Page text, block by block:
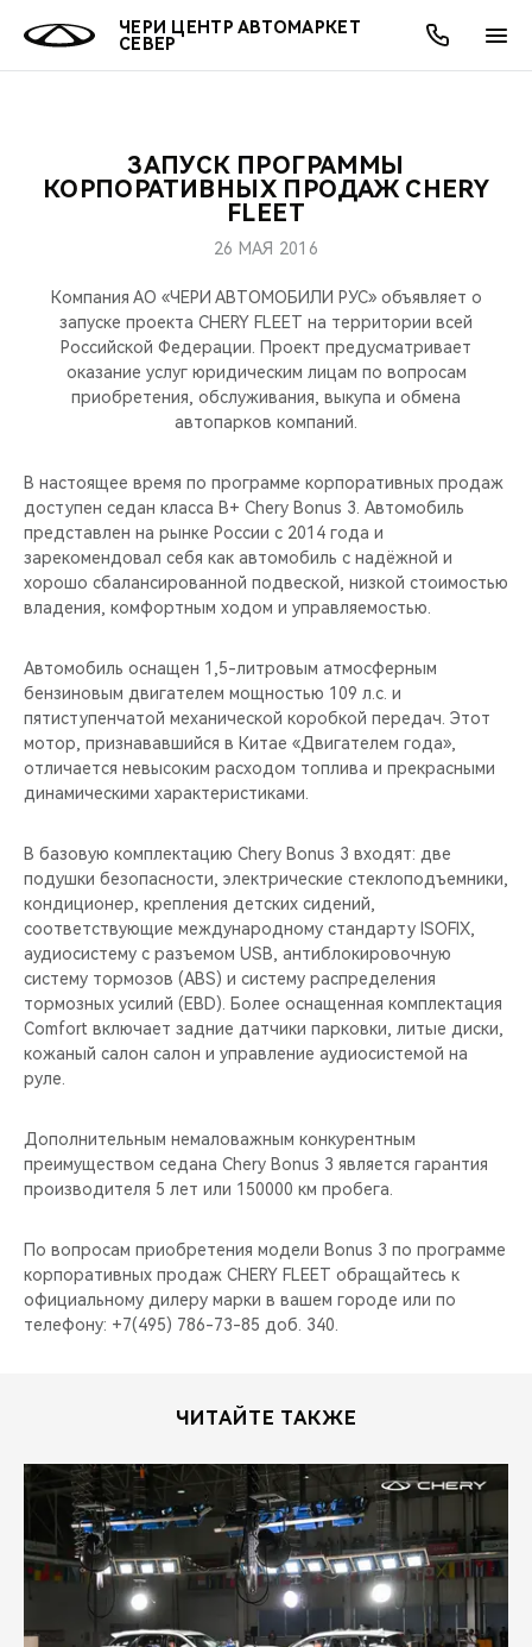
ЧЕРИ ЦЕНТР АВТОМАРКЕТ
СЕВЕР
МОДЕЛИ
СЕДАНЫ
ПОКУПАТЕЛЯМ
КРЕДИТ И СТРАХОВАНИЕ
ВЛАДЕЛЬЦАМ
ЗАПЧАСТИ И АКСЕССУАРЫ
ПОДДЕРЖКА
МИР CHERY
О БРЕНДЕ
CHERY В СОЦСЕТЯХ
БЛАГОТВОРИТЕЛЬНОСТЬ
CHERY REMOTE
CHERY И СПОРТ
ВИДЕООБЗОРЫ
CHERY ДЛЯ ДЕТЕЙ
АКЦИИ
ОНЛАЙН СЕРВИСЫ
КРЕДИТ
О КОМПАНИИ
МЫ В СОЦСЕТЯХ
ЗАПУСК ПРОГРАММЫ
КОРПОРАТИВНЫХ ПРОДАЖ CHERY
FLEET
26 МАЯ 2016
Компания АО «ЧЕРИ АВТОМОБИЛИ РУС» объявляет о
запуске проекта CHERY FLEET на территории всей
Российской Федерации. Проект предусматривает
оказание услуг юридическим лицам по вопросам
приобретения, обслуживания, выкупа и обмена
автопарков компаний.
В настоящее время по программе корпоративных продаж
доступен седан класса B+ Chery Bonus 3. Автомобиль
представлен на рынке России с 2014 года и
зарекомендовал себя как автомобиль с надёжной и
хорошо сбалансированной подвеской, низкой стоимостью
владения, комфортным ходом и управляемостью.
Автомобиль оснащен 1,5-литровым атмосферным
бензиновым двигателем мощностью 109 л.с. и
пятиступенчатой механической коробкой передач. Этот
мотор, признававшийся в Китае «Двигателем года»,
отличается невысоким расходом топлива и прекрасными
динамическими характеристиками.
В базовую комплектацию Chery Bonus 3 входят: две
подушки безопасности, электрические стеклоподъемники,
кондиционер, крепления детских сидений,
соответствующие международному стандарту ISOFIX,
аудиосистему с разъемом USB, антиблокировочную
систему тормозов (ABS) и систему распределения
тормозных усилий (EBD). Более оснащенная комплектация
Comfort включает задние датчики парковки, литые диски,
кожаный салон салон и управление аудиосистемой на
руле.
Дополнительным немаловажным конкурентным
преимуществом седана Chery Bonus 3 является гарантия
производителя 5 лет или 150000 км пробега.
По вопросам приобретения модели Bonus 3 по программе
корпоративных продаж CHERY FLEET обращайтесь к
официальному дилеру марки в вашем городе или по
телефону: +7(495) 786-73-85 доб. 340.
ЧИТАЙТЕ ТАКЖЕ